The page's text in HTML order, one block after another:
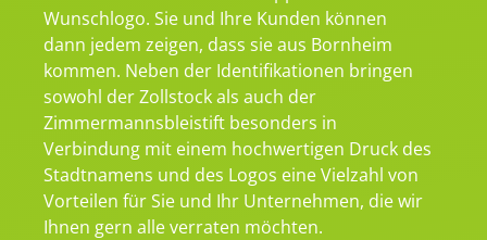
Wunschlogo. Sie und Ihre Kunden können
dann jedem zeigen, dass sie aus Bornheim
kommen. Neben der Identifikationen bringen
sowohl der Zollstock als auch der
Zimmermannsbleistift besonders in
Verbindung mit einem hochwertigen Druck des
Stadtnamens und des Logos eine Vielzahl von
Vorteilen für Sie und Ihr Unternehmen, die wir
Ihnen gern alle verraten möchten.